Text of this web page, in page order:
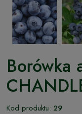
Borówka
Kod produktu: 29